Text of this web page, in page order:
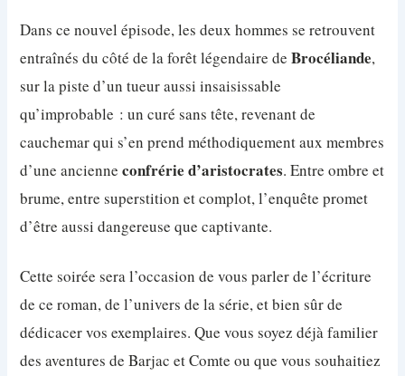
Dans ce nouvel épisode, les deux hommes se retrouvent
entraînés du côté de la forêt légendaire deBrocéliande,
sur la piste d’un tueur aussi insaisissable
qu’improbable : un curé sans tête, revenant de
cauchemar qui s’en prend méthodiquement aux membres
d’une ancienneconfrérie d’aristocrates. Entre ombre et
brume, entre superstition et complot, l’enquête promet
d’être aussi dangereuse que captivante.
Cette soirée sera l’occasion de vous parler de l’écriture
de ce roman, de l’univers de la série, et bien sûr de
dédicacer vos exemplaires. Que vous soyez déjà familier
des aventures de Barjac et Comte ou que vous souhaitiez